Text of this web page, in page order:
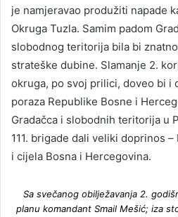
je namjeravao produžiti napade
Okruga Tuzla. Samim padom
slobodnog teritorija bila bi
strateške dubine. Slamanje 2.
okruga, po svoj prilici, doveo bi i
poraza Republike Bosne i
Gradačca i slobodnih teritorija u
111. brigade dali veliki doprinos
i cijela Bosna i Hercegovina.
Sa svečanog obilježavanja 2.
planu komandant Smail Mešić; iza